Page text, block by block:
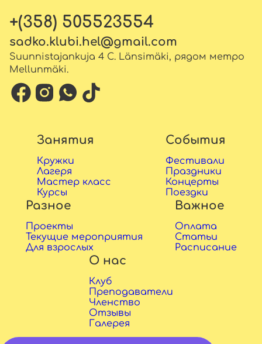
+(358) 505523554
sadko.klubi.hel@gmail.com
Suunnistajankuja 4 C. Länsimäki, рядом метро
Mellunmäki.
Занятия
Кружки
Лагеря
Мастер класс
Курсы
События
Фестивали
Праздники
Концерты
Поездки
Разное
Проекты
Текущие мероприятия
Для взрослых
Важное
Оплата
Статьи
Расписание
О нас
Клуб
Преподаватели
Членство
Отзывы
Галерея